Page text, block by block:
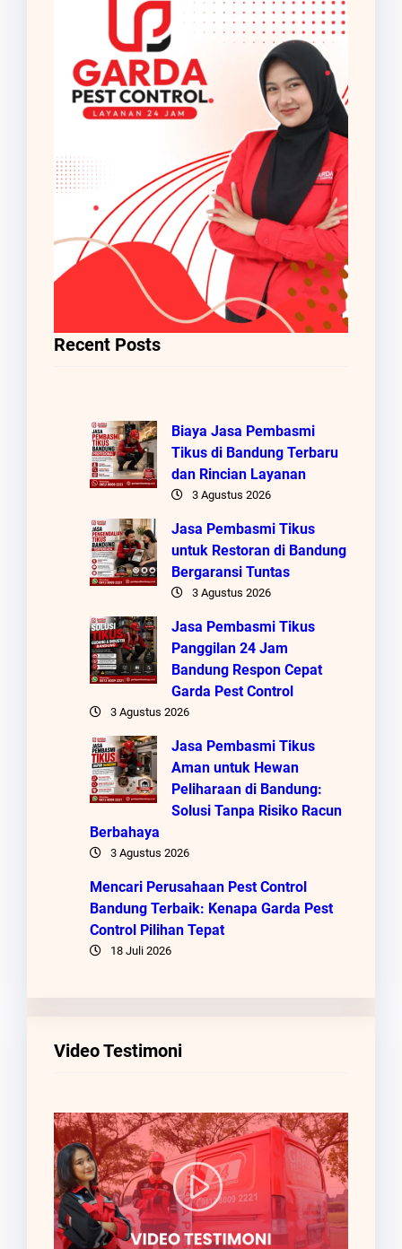
Recent Posts
Biaya Jasa Pembasmi
Tikus di Bandung Terbaru
dan Rincian Layanan
3 Agustus 2026
Jasa Pembasmi Tikus
untuk Restoran di Bandung
Bergaransi Tuntas
3 Agustus 2026
Jasa Pembasmi Tikus
Panggilan 24 Jam
Bandung Respon Cepat
Garda Pest Control
3 Agustus 2026
Jasa Pembasmi Tikus
Aman untuk Hewan
Peliharaan di Bandung:
Solusi Tanpa Risiko Racun
Berbahaya
3 Agustus 2026
Mencari Perusahaan Pest Control
Bandung Terbaik: Kenapa Garda Pest
Control Pilihan Tepat
18 Juli 2026
Video Testimoni